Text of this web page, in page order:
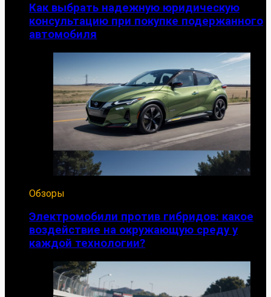
Как выбрать надежную юридическую
консультацию при покупке подержанного
автомобиля
Обзоры
Электромобили против гибридов: какое
воздействие на окружающую среду у
каждой технологии?